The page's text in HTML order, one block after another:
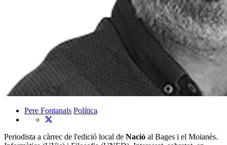
Pere Fontanals Política
Periodista a càrrec de l'edició local de Nació al Bages i el Moianès.